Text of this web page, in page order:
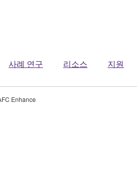
사례 연구 리소스 지원
Enhance